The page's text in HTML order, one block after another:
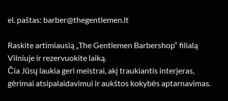
el. paštas: barber@thegentlemen.lt
Raskite artimiausią „The Gentlemen Barbershop“ filialą
Vilniuje ir rezervuokite laiką.
Čia Jūsų laukia geri meistrai, akį traukiantis interjeras,
gėrimai atsipalaidavimui ir aukštos kokybės aptarnavimas.